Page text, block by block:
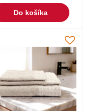
Do košíka